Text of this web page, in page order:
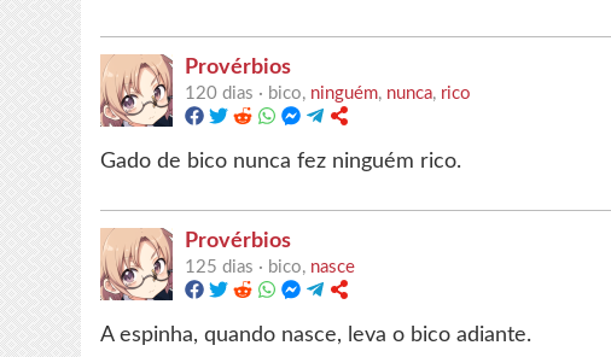
Provérbios
120 dias · bico, ninguém, nunca, rico
Gado de bico nunca fez ninguém rico.
Provérbios
125 dias · bico, nasce
A espinha, quando nasce, leva o bico adiante.